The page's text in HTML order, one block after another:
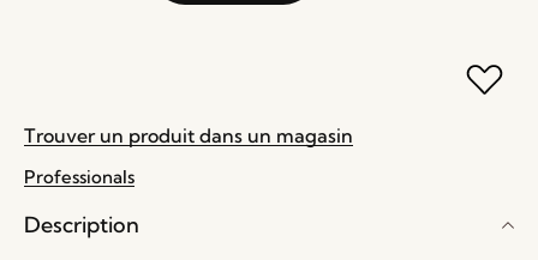
Trouver un produit dans un magasin
Professionals
Description